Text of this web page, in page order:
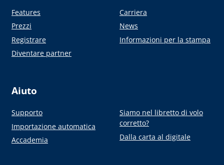
Features
Prezzi
Registrare
Diventare partner
Carriera
News
Informazioni per la stampa
Aiuto
Supporto
Importazione automatica
Accademia
Siamo nel libretto di volo
corretto?
Dalla carta al digitale